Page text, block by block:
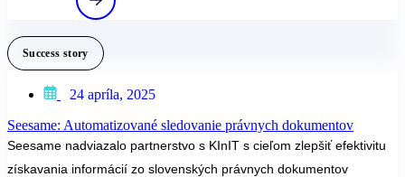
Success story
24 apríla, 2025
Seesame: Automatizované sledovanie právnych dokumentov
Seesame nadviazalo partnerstvo s KInIT s cieľom zlepšiť efektivitu
získavania informácií zo slovenských právnych dokumentov